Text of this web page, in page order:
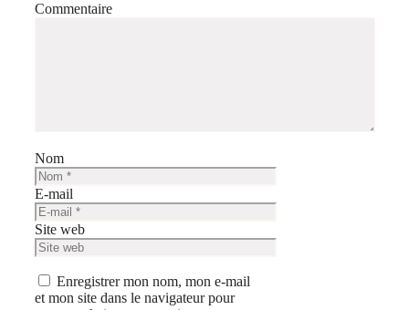
Commentaire
Nom
E-mail
Site web
Enregistrer mon nom, mon e-mail
et mon site dans le navigateur pour